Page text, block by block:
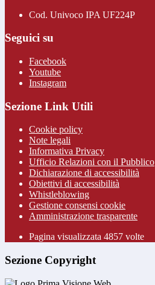
Cod. Univoco IPA UF224P
Seguici su
Facebook
Youtube
Instagram
Sezione Link Utili
Cookie policy
Note legali
Informativa Privacy
Ufficio Relazioni con il Pubblico
Dichiarazione di accessibilità
Obiettivi di accessibilità
Whistleblowing
Gestione consensi cookie
Amministrazione trasparente
Pagina visualizzata 4857 volte
Sezione Copyright